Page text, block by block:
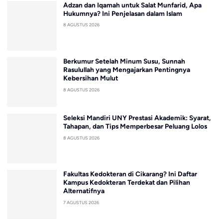
Adzan dan Iqamah untuk Salat Munfarid, Apa
Hukumnya? Ini Penjelasan dalam Islam
8 AGUSTUS 2026
Berkumur Setelah Minum Susu, Sunnah
Rasulullah yang Mengajarkan Pentingnya
Kebersihan Mulut
8 AGUSTUS 2026
Seleksi Mandiri UNY Prestasi Akademik: Syarat,
Tahapan, dan Tips Memperbesar Peluang Lolos
8 AGUSTUS 2026
Fakultas Kedokteran di Cikarang? Ini Daftar
Kampus Kedokteran Terdekat dan Pilihan
Alternatifnya
7 AGUSTUS 2026